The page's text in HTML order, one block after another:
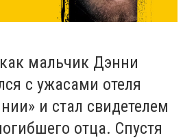
мальчик Дэнни
с ужасами отеля
и стал свидетелем
отца. Спустя